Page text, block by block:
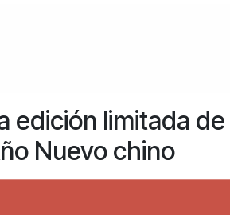
edición limitada de
Nuevo chino